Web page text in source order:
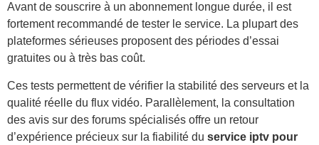
Avant de souscrire à un abonnement longue durée, il est
fortement recommandé de tester le service. La plupart des
plateformes sérieuses proposent des périodes d’essai
gratuites ou à très bas coût.
Ces tests permettent de vérifier la stabilité des serveurs et la
qualité réelle du flux vidéo. Parallèlement, la consultation
des avis sur des forums spécialisés offre un retour
d’expérience précieux sur la fiabilité du service iptv pour